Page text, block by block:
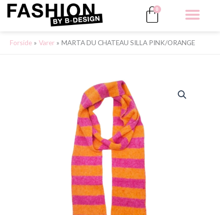
Gå
0
Kurv
Forside Varer MARTA DU CHATEAU SILLA PINK/ORANGE